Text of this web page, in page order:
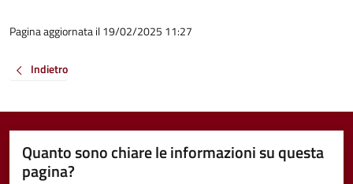
Pagina aggiornata il 19/02/2025 11:27
Indietro
Quanto sono chiare le informazioni su questa
pagina?